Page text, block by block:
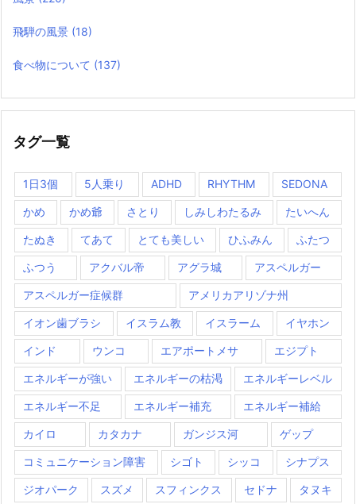
飛騨の風景 (18)
食べ物について (137)
タグ一覧
1日3個 5人乗り ADHD RHYTHM SEDONA
かめ かめ爺 さとり しみしわたるみ たいへん
たぬき てあて とても美しい ひふみん ふたつ
ふつう アクバル帝 アグラ城 アスペルガー
アスペルガー症候群 アメリカアリゾナ州
イオン歯ブラシ イスラム教 イスラーム イヤホン
インド ウンコ エアポートメサ エジプト
エネルギーが強い エネルギーの枯渇 エネルギーレベル
エネルギー不足 エネルギー補充 エネルギー補給
カイロ カタカナ ガンジス河 ゲップ
コミュニケーション障害 シゴト シッコ シナプス
ジオパーク スズメ スフィンクス セドナ タヌキ